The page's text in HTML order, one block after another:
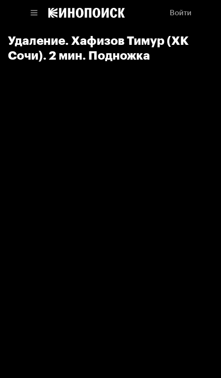
Войти
Удаление. Хафизов Тимур (ХК
Сочи). 2 мин. Подножка